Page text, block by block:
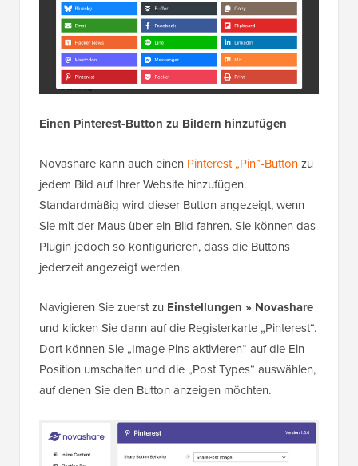
Einen Pinterest-Button zu Bildern hinzufügen
Novashare kann auch einen Pinterest „Pin“-Buttonzu
jedem Bild auf Ihrer Website hinzufügen.
Standardmäßig wird dieser Button angezeigt, wenn
Sie mit der Maus über ein Bild fahren. Sie können das
Plugin jedoch so konfigurieren, dass die Buttons
jederzeit angezeigt werden.
Navigieren Sie zuerst zu Einstellungen » Novashare
und klicken Sie dann auf die Registerkarte „Pinterest“.
Dort können Sie „Image Pins aktivieren“ auf die Ein-
Position umschalten und die „Post Types“ auswählen,
auf denen Sie den Button anzeigen möchten.